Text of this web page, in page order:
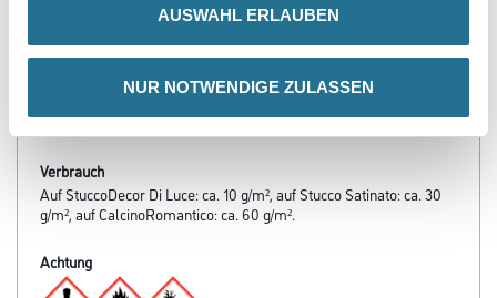
AUSWAHL ERLAUBEN
NUR NOTWENDIGE ZULASSEN
Untere Temperaturgrenze bei der Verarbeitung und Trocknung +10
Verarbeitungszeit
und überstreichbar. Durchgetrocknet nach ca. 3 Tagen.
Verbrauch
Auf StuccoDecor Di Luce: ca. 10 g/m², auf Stucco Satinato: ca. 30
g/m², auf CalcinoRomantico: ca. 60 g/m².
Achtung